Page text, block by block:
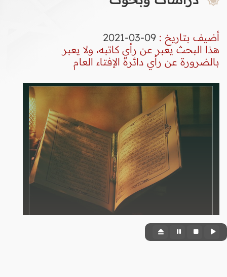
أضيف بتاريخ : 09-03-2021
هذا البحث يعبر عن رأي كاتبه، ولا يعبر
بالضرورة عن رأي دائرة الإفتاء العام